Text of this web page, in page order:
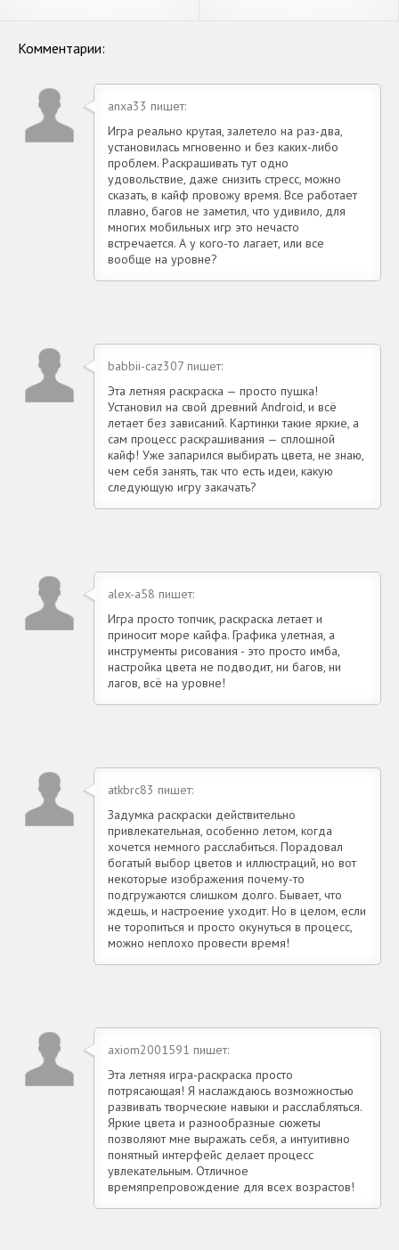
Комментарии:
anxa33 пишет:
Игра реально крутая, залетело на раз-два,
установилась мгновенно и без каких-либо
проблем. Раскрашивать тут одно
удовольствие, даже снизить стресс, можно
сказать, в кайф провожу время. Все работает
плавно, багов не заметил, что удивило, для
многих мобильных игр это нечасто
встречается. А у кого-то лагает, или все
вообще на уровне?
babbii-caz307 пишет:
Эта летняя раскраска — просто пушка!
Установил на свой древний Android, и всё
летает без зависаний. Картинки такие яркие, а
сам процесс раскрашивания — сплошной
кайф! Уже запарился выбирать цвета, не знаю,
чем себя занять, так что есть идеи, какую
следующую игру закачать?
alex-a58 пишет:
Игра просто топчик, раскраска летает и
приносит море кайфа. Графика улетная, а
инструменты рисования - это просто имба,
настройка цвета не подводит, ни багов, ни
лагов, всё на уровне!
atkbrc83 пишет:
Задумка раскраски действительно
привлекательная, особенно летом, когда
хочется немного расслабиться. Порадовал
богатый выбор цветов и иллюстраций, но вот
некоторые изображения почему-то
подгружаются слишком долго. Бывает, что
ждешь, и настроение уходит. Но в целом, если
не торопиться и просто окунуться в процесс,
можно неплохо провести время!
axiom2001591 пишет:
Эта летняя игра-раскраска просто
потрясающая! Я наслаждаюсь возможностью
развивать творческие навыки и расслабляться.
Яркие цвета и разнообразные сюжеты
позволяют мне выражать себя, а интуитивно
понятный интерфейс делает процесс
увлекательным. Отличное
времяпрепровождение для всех возрастов!